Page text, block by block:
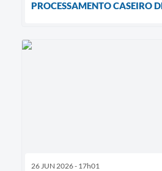
PROCESSAMENTO CASEIRO
26 JUN 2026 - 17h01